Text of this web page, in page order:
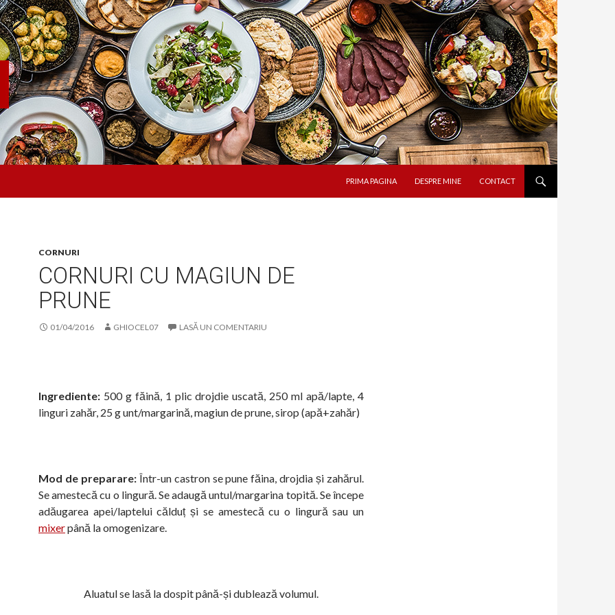
PRIMA PAGINA
DESPRE MINE CONTACT
CORNURI
CORNURI CU MAGIUN DE
PRUNE
01/04/2016 GHIOCEL07 LASĂ UN COMENTARIU
Ingrediente: 500 g făină, 1 plic drojdie uscată, 250 ml apă/lapte, 4
linguri zahăr, 25 g unt/margarină, magiun de prune, sirop (apă+zahăr)
Mod de preparare:Într-un castron se pune făina, drojdia și zahărul.
Se amestecă cu o lingură. Se adaugă untul/margarina topită. Se începe
adăugarea apei/laptelui călduț și se amestecă cu o lingură sau un
mixerpână la omogenizare.
Aluatul se lasă la dospit până-și dublează volumul.